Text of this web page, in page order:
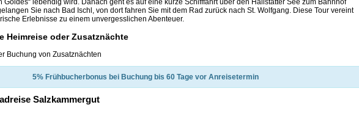
Goldes“ lebendig wird. Danach geht es auf eine kurze Schifffahrt über den Hallstätter See zum Bahnhof
Sie nach Bad Ischl, von dort fahren Sie mit dem Rad zurück nach St. Wolfgang. Diese Tour vereint
Erlebnisse zu einem unvergesslichen Abenteuer.
Heimreise oder Zusatznächte
Buchung von Zusatznächten
5% Frühbucherbonus bei Buchung bis 60 Tage vor Anreisetermin
Salzkammergut